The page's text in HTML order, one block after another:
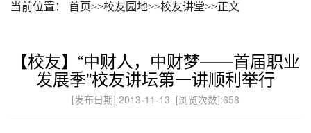
当前位置： 首页>>校友园地>>校友讲堂>>正文
【校友】“中财人，中财梦——首届职业
发展季”校友讲坛第一讲顺利举行
[发布日期]:2013-11-13 [浏览次数]:658